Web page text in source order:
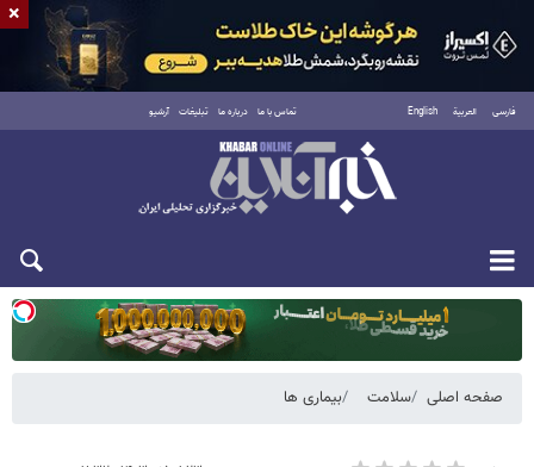
فارسی العربية English تماس با ما درباره ما تبلیغات آرشیو
دوشنبه ۱۹ مرداد ۱۴۰۵
صفحه اصلی سلامت بیماری ها
×